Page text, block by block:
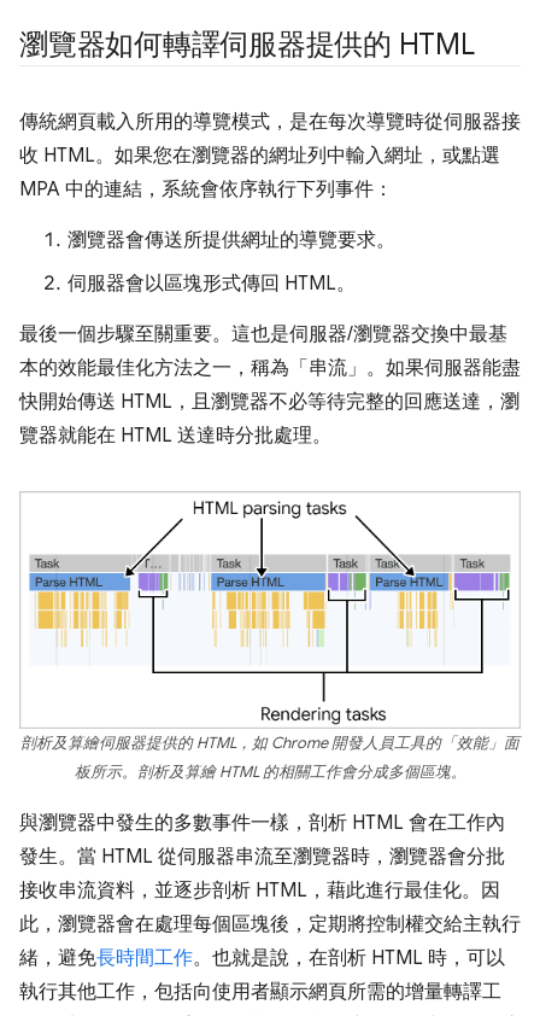
瀏覽器如何轉譯伺服器提供的 HTML
傳統網頁載入所用的導覽模式，是在每次導覽時從伺服器接
收 HTML。如果您在瀏覽器的網址列中輸入網址，或點選
MPA 中的連結，系統會依序執行下列事件：
瀏覽器會傳送所提供網址的導覽要求。
伺服器會以區塊形式傳回 HTML。
最後一個步驟至關重要。這也是伺服器/瀏覽器交換中最基
本的效能最佳化方法之一，稱為「串流」 。如果伺服器能盡
快開始傳送 HTML，且瀏覽器不必等待完整的回應送達，瀏
覽器就能在 HTML 送達時分批處理。
剖析及算繪伺服器提供的 HTML，如 Chrome 開發人員工具的「效能」面
板所示。剖析及算繪 HTML 的相關工作會分成多個區塊。
與瀏覽器中發生的多數事件一樣，剖析 HTML 會在工作內
發生。當 HTML 從伺服器串流至瀏覽器時，瀏覽器會分批
接收串流資料，並逐步剖析 HTML，藉此進行最佳化。因
此，瀏覽器會在處理每個區塊後，定期將控制權交給主執行
緒，避免長時間工作。也就是說，在剖析 HTML 時，可以
執行其他工作，包括向使用者顯示網頁所需的增量轉譯工